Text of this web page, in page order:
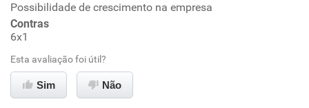
Oportunidade de promoção
Ambiente de trabalho
Conciliação com a vida familiar
Possibilidade de crescimento na empresa
Contras
6x1
Esta avaliação foi útil?
Sim Não